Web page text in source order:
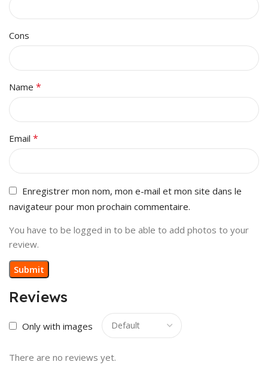
Reviews
Only with images
There are no reviews yet.
Cons
Name *
Email *
Enregistrer mon nom, mon e-mail et mon site dans le
navigateur pour mon prochain commentaire.
You have to be logged in to be able to add photos to your
review.